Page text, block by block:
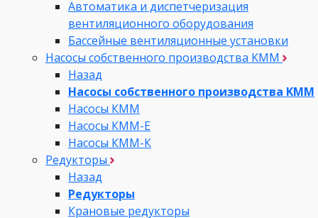
Автоматика и диспетчеризация
вентиляционного оборудования
Бассейные вентиляционные установки
Насосы собственного производства KMM
Назад
Насосы собственного производства KMM
Насосы КММ
Насосы КММ-Е
Насосы КММ-К
Редукторы
Назад
Редукторы
Крановые редукторы